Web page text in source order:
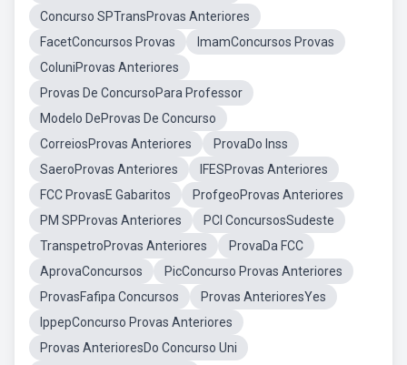
Concurso SPTransProvas Anteriores
FacetConcursos Provas
ImamConcursos Provas
ColuniProvas Anteriores
Provas De ConcursoPara Professor
Modelo DeProvas De Concurso
CorreiosProvas Anteriores
ProvaDo Inss
SaeroProvas Anteriores
IFESProvas Anteriores
FCC ProvasE Gabaritos
ProfgeoProvas Anteriores
PM SPProvas Anteriores
PCI ConcursosSudeste
TranspetroProvas Anteriores
ProvaDa FCC
AprovaConcursos
PicConcurso Provas Anteriores
ProvasFafipa Concursos
Provas AnterioresYes
IppepConcurso Provas Anteriores
Provas AnterioresDo Concurso Uni